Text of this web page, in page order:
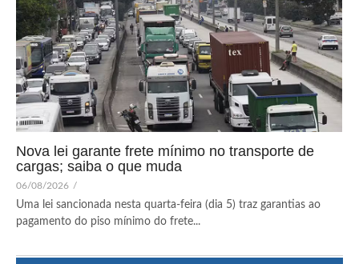
Nova lei garante frete mínimo no transporte de
cargas; saiba o que muda
06/08/2026 /
Uma lei sancionada nesta quarta-feira (dia 5) traz garantias ao
pagamento do piso mínimo do frete...